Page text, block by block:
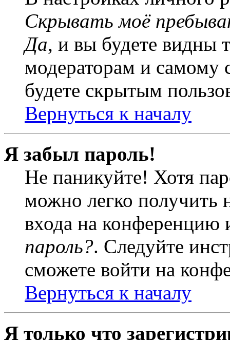
Скрывать моё
Да, и вы будете видны
модераторам и самому
будете скрытым
Вернуться к началу
Я забыл пароль!
Не паникуйте! Хотя
можно легко получить
входа на
пароль?. Следуйте
сможете войти на
Вернуться к началу
Я только что